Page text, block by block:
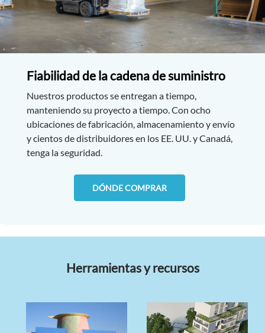
Fiabilidad de la cadena de suministro
Nuestros productos se entregan a tiempo,
manteniendo su proyecto a tiempo. Con ocho
ubicaciones de fabricación, almacenamiento y envío
y cientos de distribuidores en los EE. UU. y Canadá,
tenga la seguridad.
DÓNDE COMPRAR
Herramientas y recursos